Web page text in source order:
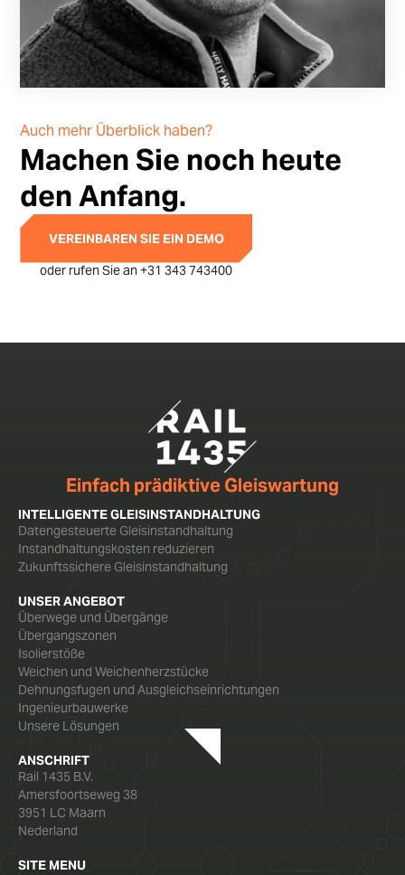
Auch mehr Überblick haben?
Machen Sie noch heute
den Anfang.
VEREINBAREN SIE EIN DEMO
oder rufen Sie an +31 343 743400
Einfach prädiktive Gleiswartung
INTELLIGENTE GLEISINSTANDHALTUNG
Datengesteuerte Gleisinstandhaltung
Instandhaltungskosten reduzieren
Zukunftssichere Gleisinstandhaltung
UNSER ANGEBOT
Überwege und Übergänge
Übergangszonen
Isolierstöße
Weichen und Weichenherzstücke
Dehnungsfugen und Ausgleichseinrichtungen
Ingenieurbauwerke
Unsere Lösungen
ANSCHRIFT
Rail 1435 B.V.
Amersfoortseweg 38
3951 LC Maarn
Nederland
SITE MENU